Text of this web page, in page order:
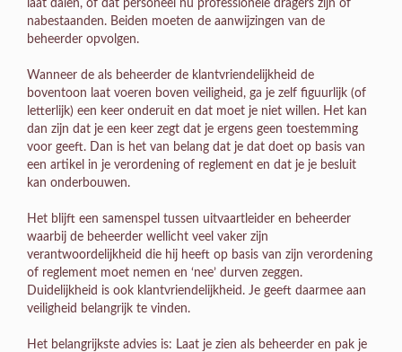
laat dalen, of dat personeel nu professionele dragers zijn of
nabestaanden. Beiden moeten de aanwijzingen van de
beheerder opvolgen.
Wanneer de als beheerder de klantvriendelijkheid de
boventoon laat voeren boven veiligheid, ga je zelf figuurlijk (of
letterlijk) een keer onderuit en dat moet je niet willen. Het kan
dan zijn dat je een keer zegt dat je ergens geen toestemming
voor geeft. Dan is het van belang dat je dat doet op basis van
een artikel in je verordening of reglement en dat je je besluit
kan onderbouwen.
Het blijft een samenspel tussen uitvaartleider en beheerder
waarbij de beheerder wellicht veel vaker zijn
verantwoordelijkheid die hij heeft op basis van zijn verordening
of reglement moet nemen en ‘nee’ durven zeggen.
Duidelijkheid is ook klantvriendelijkheid. Je geeft daarmee aan
veiligheid belangrijk te vinden.
Het belangrijkste advies is: Laat je zien als beheerder en pak je